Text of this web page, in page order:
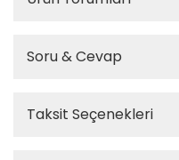
Soru & Cevap
Taksit Seçenekleri